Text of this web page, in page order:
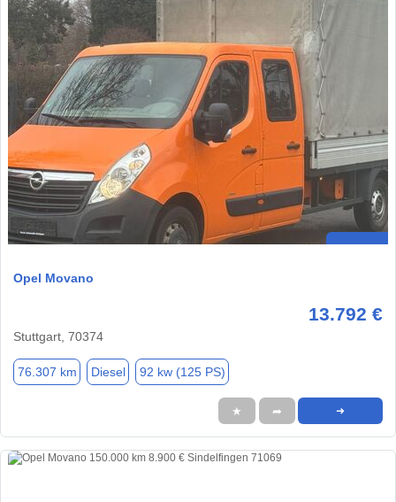
Opel Movano
13.792 €
Stuttgart, 70374
76.307 km Diesel 92 kw (125 PS)
★ ➦ ➜